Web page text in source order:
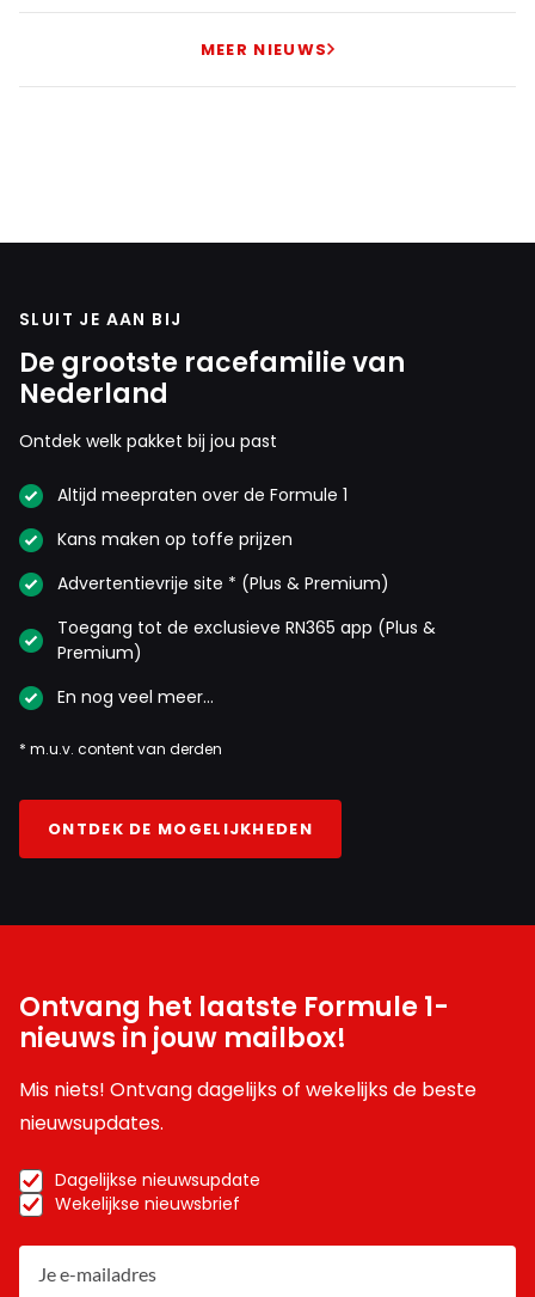
MEER NIEUWS
SLUIT JE AAN BIJ
De grootste racefamilie van
Nederland
Ontdek welk pakket bij jou past
Altijd meepraten over de Formule 1
Kans maken op toffe prijzen
Advertentievrije site * (Plus & Premium)
Toegang tot de exclusieve RN365 app (Plus &
Premium)
En nog veel meer…
* m.u.v. content van derden
ONTDEK DE MOGELIJKHEDEN
Ontvang het laatste Formule 1-
nieuws in jouw mailbox!
Mis niets! Ontvang dagelijks of wekelijks de beste
nieuwsupdates.
Dagelijkse nieuwsupdate
Wekelijkse nieuwsbrief